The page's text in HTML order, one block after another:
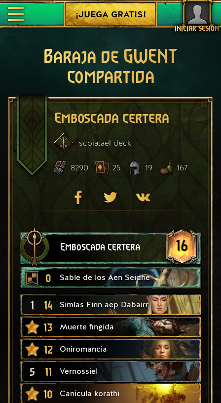
INICIAR SESIÓN
¡JUEGA GRATIS!
Baraja de GWENT
compartida
Emboscada certera
scoiatael deck
8290 25 19 167
Emboscada certera 16
0 Sable de los Aen Seidhe
1 14 Simlas Finn aep Dabairr
13 Muerte fingida
12 Oniromancia
5 11 Vernossiel
10 Canícula korathi